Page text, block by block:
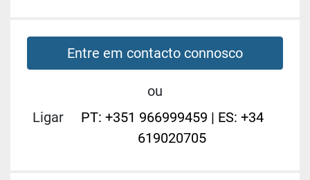
Entre em contacto connosco
ou
Ligar
PT: +351 966999459 | ES: +34
619020705